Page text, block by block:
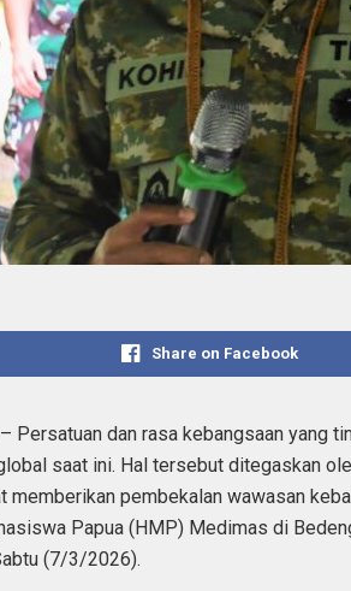
Share on Facebook
Persatuan dan rasa kebangsaan yang
saat ini. Hal tersebut ditegaskan
memberikan pembekalan wawasan
Papua (HMP) Medimas di
(7/3/2026).